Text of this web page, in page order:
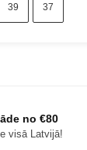
39 37
no €80
visā Latvijā!